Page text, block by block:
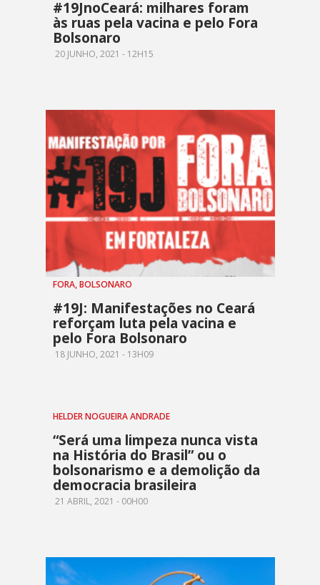
#19JnoCeará: milhares foram
às ruas pela vacina e pelo Fora
Bolsonaro
20 JUNHO, 2021 - 12H15
FORA, BOLSONARO
#19J: Manifestações no Ceará
reforçam luta pela vacina e
pelo Fora Bolsonaro
18 JUNHO, 2021 - 13H09
HELDER NOGUEIRA ANDRADE
“Será uma limpeza nunca vista
na História do Brasil” ou o
bolsonarismo e a demolição da
democracia brasileira
21 ABRIL, 2021 - 00H00